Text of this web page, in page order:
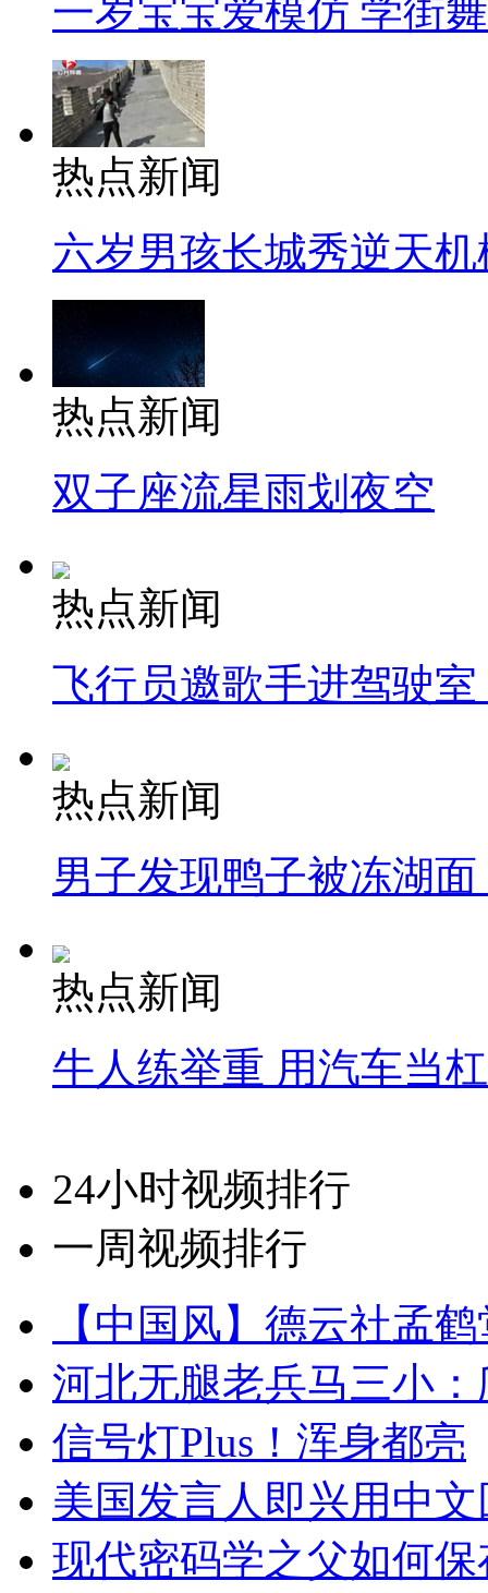
一岁宝宝爱模仿 学街
热点新闻
六岁男孩长城秀逆天机
热点新闻
双子座流星雨划夜空
热点新闻
飞行员邀歌手进驾驶
热点新闻
男子发现鸭子被冻湖
热点新闻
牛人练举重 用汽车当
24小时视频排行
一周视频排行
【中国风】德云社孟
河北无腿老兵马三小
信号灯Plus！浑身都亮
美国发言人即兴用中
现代密码学之父如何